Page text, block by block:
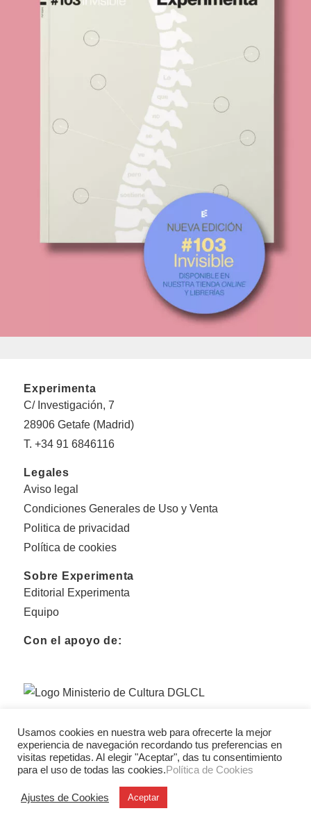
Experimenta
C/ Investigación, 7
28906 Getafe (Madrid)
T. +34 91 6846116
Legales
Aviso legal
Condiciones Generales de Uso y Venta
Politica de privacidad
Política de cookies
Sobre Experimenta
Editorial Experimenta
Equipo
Con el apoyo de:
Usamos cookies en nuestra web para ofrecerte la mejor
experiencia de navegación recordando tus preferencias en
visitas repetidas. Al elegir "Aceptar", das tu consentimiento
para el uso de todas las cookies.Política de Cookies
Ajustes de Cookies Aceptar